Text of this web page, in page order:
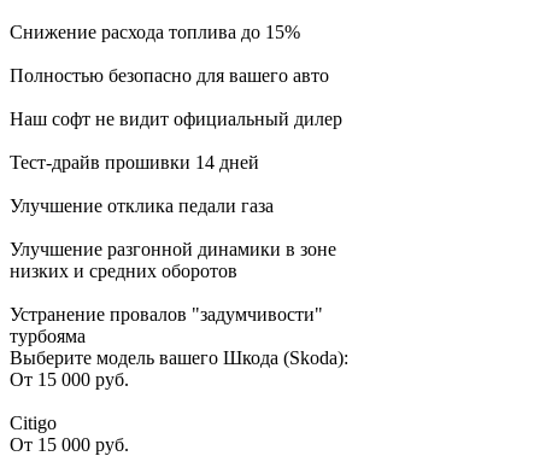
Снижение расхода топлива до 15%
Полностью безопасно для вашего авто
Наш софт не видит официальный дилер
Тест-драйв прошивки 14 дней
Улучшение отклика педали газа
Улучшение разгонной динамики в зоне
низких и средних оборотов
Устранение провалов "задумчивости"
турбояма
Выберите модель вашего Шкода (Skoda):
От 15 000 руб.
Citigo
От 15 000 руб.